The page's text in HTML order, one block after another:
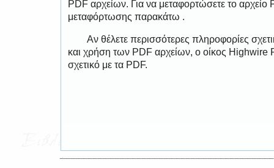
PDF αρχείων. Για να μεταφορτώσετε το
μεταφόρτωσης παρακάτω .
Αν θέλετε περισσότερες πληροφορίες
και χρήση των PDF αρχείων, ο οίκος Highwire
σχετικό με τα PDF.